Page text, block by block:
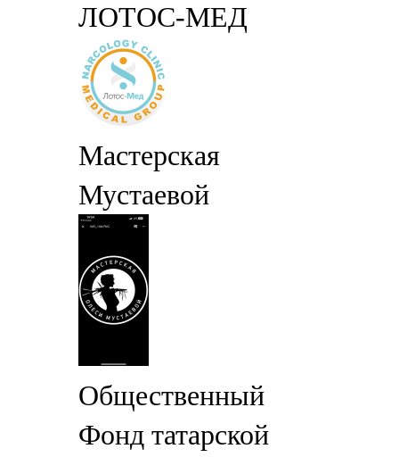
ЛОТОС-МЕД
Мастерская
Мустаевой
Общественный
Фонд татарской